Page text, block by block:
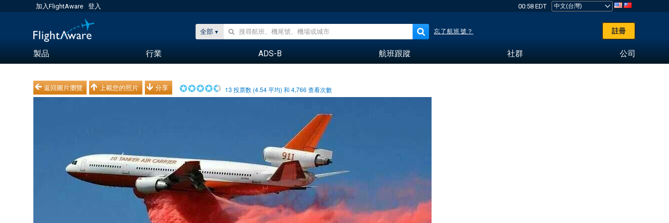
加入FlightAware 登入 00:58 EDT
全部 忘了航班號？ 註冊
製品 行業 ADS-B 航班跟蹤 社群 公司
返回圖片瀏覽 上載您的照片 分享 13 投票数 (4.54平均) 和4,766 查看次數